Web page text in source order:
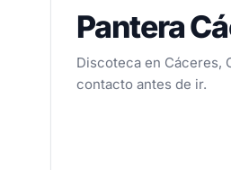
Pantera
Discoteca en Cáceres,
contacto antes de ir.